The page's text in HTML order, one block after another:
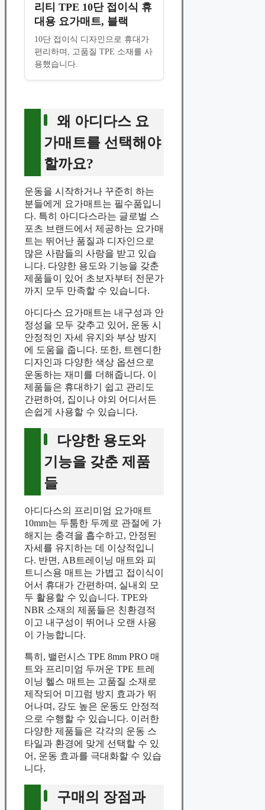
리티 TPE 10단 접이식 휴
대용 요가매트, 블랙
10단 접이식 디자인으로 휴대가
편리하며, 고품질 TPE 소재를 사
용했습니다.
왜 아디다스 요
가매트를 선택해야
할까요?
운동을 시작하거나 꾸준히 하는
분들에게 요가매트는 필수품입니
다. 특히 아디다스라는 글로벌 스
포츠 브랜드에서 제공하는 요가매
트는 뛰어난 품질과 디자인으로
많은 사람들의 사랑을 받고 있습
니다. 다양한 용도와 기능을 갖춘
제품들이 있어 초보자부터 전문가
까지 모두 만족할 수 있습니다.
아디다스 요가매트는 내구성과 안
정성을 모두 갖추고 있어, 운동 시
안정적인 자세 유지와 부상 방지
에 도움을 줍니다. 또한, 트렌디한
디자인과 다양한 색상 옵션으로
운동하는 재미를 더해줍니다. 이
제품들은 휴대하기 쉽고 관리도
간편하여, 집이나 야외 어디서든
손쉽게 사용할 수 있습니다.
다양한 용도와
기능을 갖춘 제품
들
아디다스의 프리미엄 요가매트
10mm는 두툼한 두께로 관절에 가
해지는 충격을 흡수하고, 안정된
자세를 유지하는 데 이상적입니
다. 반면, AB트레이닝 매트와 피
트니스용 매트는 가볍고 접이식이
어서 휴대가 간편하며, 실내외 모
두 활용할 수 있습니다. TPE와
NBR 소재의 제품들은 친환경적
이고 내구성이 뛰어나 오랜 사용
이 가능합니다.
특히, 밸런시스 TPE 8mm PRO 매
트와 프리미엄 두꺼운 TPE 트레
이닝 헬스 매트는 고품질 소재로
제작되어 미끄럼 방지 효과가 뛰
어나며, 강도 높은 운동도 안정적
으로 수행할 수 있습니다. 이러한
다양한 제품들은 각각의 운동 스
타일과 환경에 맞게 선택할 수 있
어, 운동 효과를 극대화할 수 있습
니다.
구매의 장점과